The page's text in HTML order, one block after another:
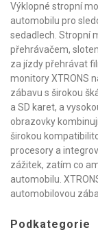
Výklopné stropní
automobilu pro
sedadlech. Stropní
přehrávačem,
za jízdy přehrávat
monitory XTRONS
zábavu s širokou
a SD karet, a
obrazovky
širokou
procesory a
zážitek, zatím co
automobilu.
automobilovou
Podkategorie